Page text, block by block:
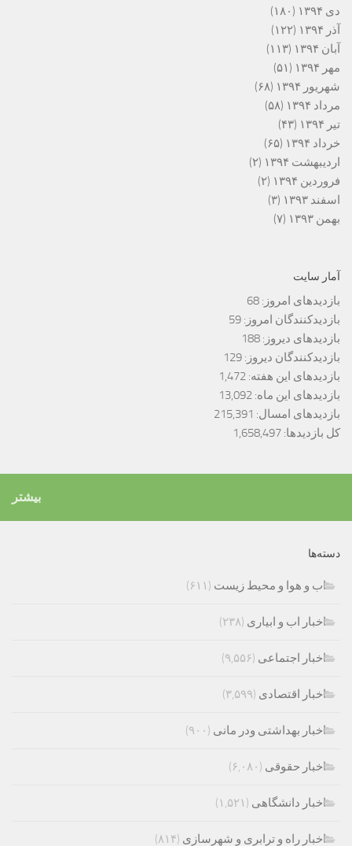
دی ۱۳۹۴
(۱۸۰)
آذر ۱۳۹۴
(۱۲۲)
آبان ۱۳۹۴
(۱۱۳)
مهر ۱۳۹۴
(۵۱)
شهریور ۱۳۹۴
(۶۸)
مرداد ۱۳۹۴
(۵۸)
تیر ۱۳۹۴
(۴۳)
خرداد ۱۳۹۴
(۶۵)
اردیبهشت ۱۳۹۴
(۲)
فروردین ۱۳۹۴
(۲)
اسفند ۱۳۹۳
(۳)
بهمن ۱۳۹۳
(۷)
آمار سایت
بازدیدهای امروز: 68
بازدیدکنندگان امروز: 59
بازدیدهای دیروز: 188
بازدیدکنندگان دیروز: 129
بازدیدهای این هفته: 1,472
بازدیدهای این ماه: 13,092
بازدیدهای امسال: 215,391
کل بازدیدها: 1,658,497
بیشتر
دسته‌ها
اب و هوا و محیط زیست (۶۱۱)
اخبار اب و ابیاری (۲۳۸)
اخبار اجتماعی (۹,۵۵۶)
اخبار اقتصادی (۳,۵۹۹)
اخبار بهداشتی ودر مانی (۹۰۰)
اخبار حقوقی (۶,۰۸۰)
اخبار دانشگاهی (۱,۵۲۱)
اخبار راه و ترابری و شهرسازی (۸۱۴)